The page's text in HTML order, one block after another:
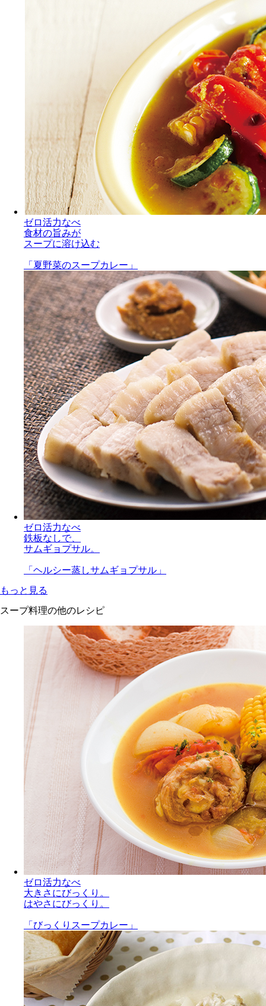
ゼロ活力なべ
食材の旨みが
スープに溶け込む
「夏野菜のスープカレー」
ゼロ活力なべ
鉄板なしで、
サムギョプサル。
「ヘルシー蒸しサムギョプサル」
もっと見る
スープ料理の他のレシピ
ゼロ活力なべ
大きさにびっくり。
はやさにびっくり。
「びっくりスープカレー」